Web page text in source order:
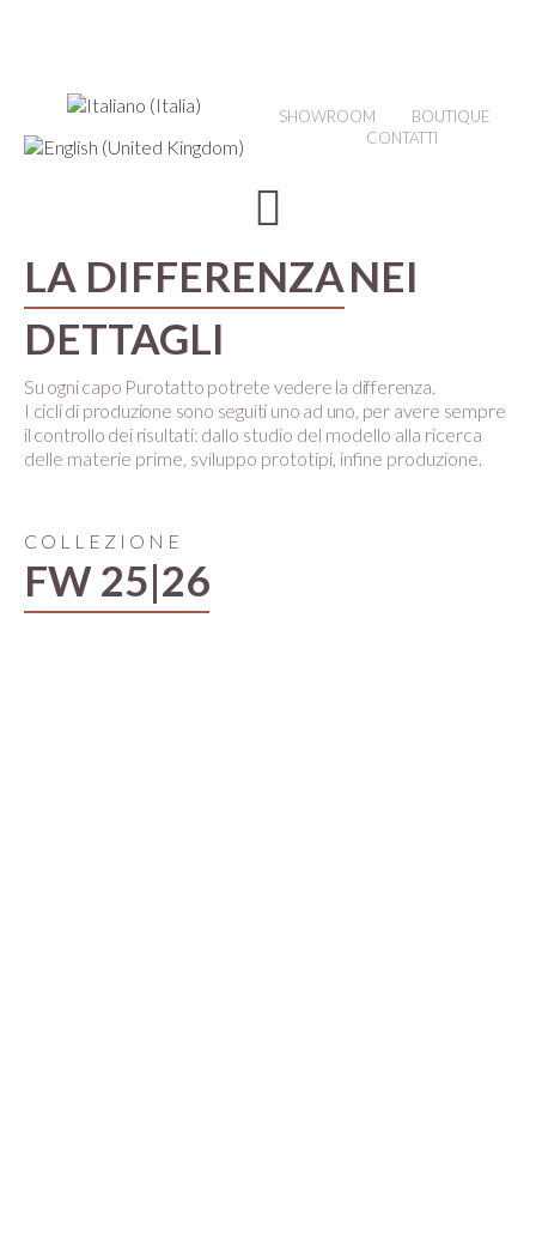
SHOWROOM
BOUTIQUE
CONTATTI
LA DIFFERENZANEI
DETTAGLI
Su ogni capo Purotatto potrete vedere la differenza.
I cicli di produzione sono seguiti uno ad uno, per avere sempre
il controllo dei risultati: dallo studio del modello alla ricerca
delle materie prime, sviluppo prototipi, infine produzione.
COLLEZIONE
FW 25|26